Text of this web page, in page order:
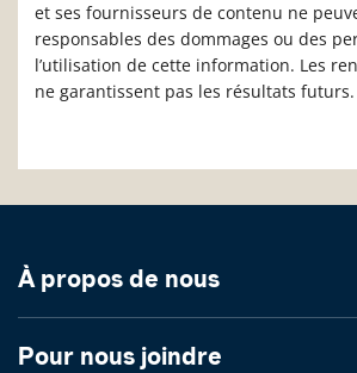
et ses fournisseurs de contenu ne
responsables des dommages ou des
l’utilisation de cette information. Les
ne garantissent pas les résultats futurs.
À propos de nous
Pour nous joindre